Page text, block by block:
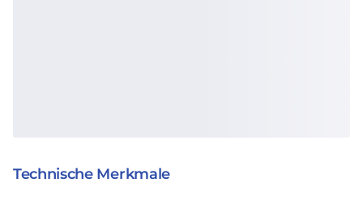
Technische Merkmale